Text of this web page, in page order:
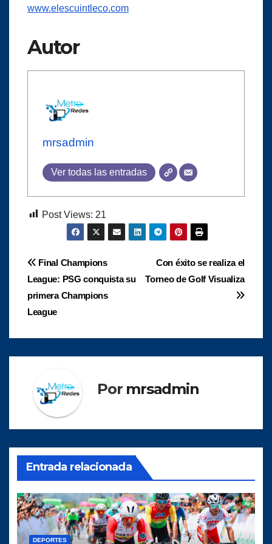
www.elescuintleco.com
Autor
mrsadmin
Ver todas las entradas
Post Views: 21
Navegación
de
entradas
Con éxito se realiza el
Torneo de Golf Visualiza
Final Champions
League: PSG conquista su
primera Champions
League
Por mrsadmin
Entrada relacionada
DEPORTES